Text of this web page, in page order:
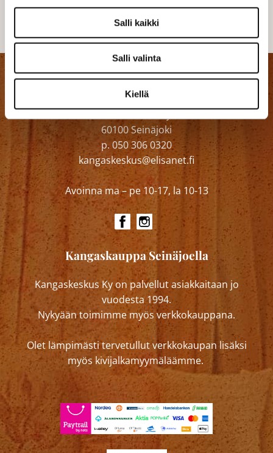
Salli kaikki
Salli valinta
Kiellä
Kangaskeskus Ky
Seinäjoen myymälä
60100 Seinäjoki
p. 050 306 0320
kangaskeskus@elisanet.fi
Avoinna ma – pe 10-17, la 10-13
Kangaskauppa Seinäjoella
Kangaskeskus Ky on palvellut asiakkaitaan jo
vuodesta 1994.
Nykyään toimimme myös verkkokauppana.
Olet lämpimästi tervetullut verkkokaupan lisäksi
myös kivijalkamyymäläämme.